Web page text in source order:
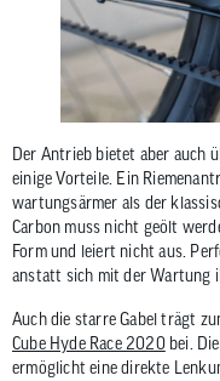
Der Antrieb bietet aber auch
einige Vorteile. Ein
wartungsärmer als der
Carbon muss nicht geölt
Form und leiert nicht aus.
anstatt sich mit der Wartung
Auch die starre Gabel trägt
Cube Hyde Race 2020bei.
ermöglicht eine direkte